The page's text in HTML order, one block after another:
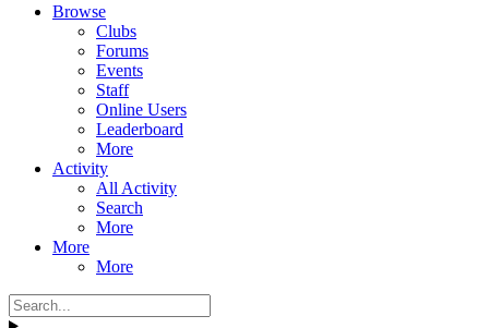
Browse
Clubs
Forums
Events
Staff
Online Users
Leaderboard
More
Activity
All Activity
Search
More
More
More